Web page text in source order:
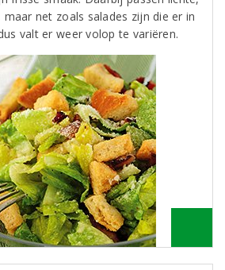
net zoals salades zijn die er in
valt er weer volop te variëren.